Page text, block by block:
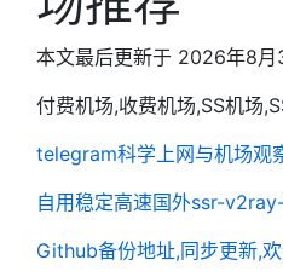
本文最后更新于 2026年8月
付费机场,收费机场,SS机场
telegram科学上网与机场观
自用稳定高速国外ssr-
Github备份地址,同步更新,